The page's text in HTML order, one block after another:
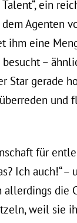
ein
Agenten
ihm eine
besucht –
Star gerade
und
für
Ich auch!“
allerdings die
weil sie